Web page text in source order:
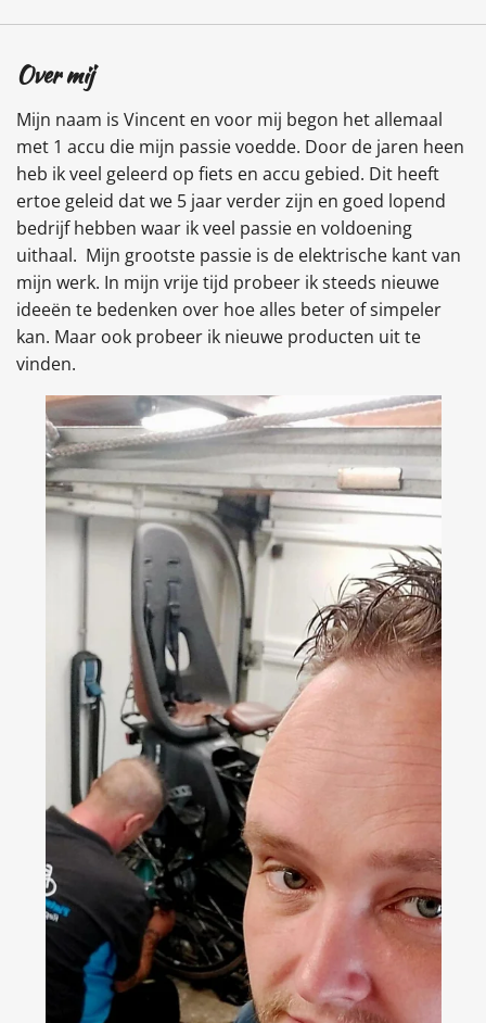
Over mij
Mijn naam is Vincent en voor mij begon het allemaal
met 1 accu die mijn passie voedde. Door de jaren heen
heb ik veel geleerd op fiets en accu gebied. Dit heeft
ertoe geleid dat we 5 jaar verder zijn en goed lopend
bedrijf hebben waar ik veel passie en voldoening
uithaal. Mijn grootste passie is de elektrische kant van
mijn werk. In mijn vrije tijd probeer ik steeds nieuwe
ideeën te bedenken over hoe alles beter of simpeler
kan. Maar ook probeer ik nieuwe producten uit te
vinden.